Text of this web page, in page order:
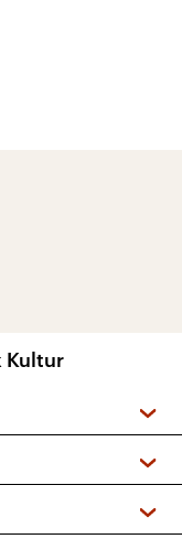
Kultur